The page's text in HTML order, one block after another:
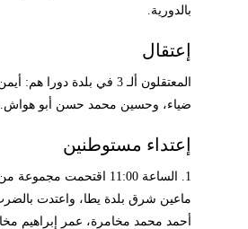
بالدورية.
إعتقال
المعتقلون ألـ 3 في بلدة
ضياء، وحسين محمد حسن أبو هواش.
إعتداء مستوطنين
1. الساعة 11:00 اقتحمت
أحمد محمد مخامرة، عمر إبراهيم